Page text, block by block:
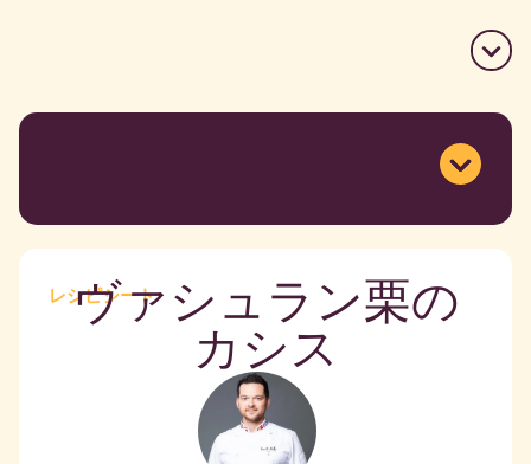
レシピシート
ヴァシュラン栗の
カシス